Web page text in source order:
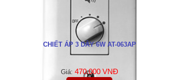
CHIẾT ÁP 3 DÂY 6W AT-063AP
Giá: 470.000 VNĐ